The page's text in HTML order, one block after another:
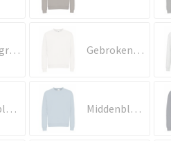
Flessengroen Gebroken wit
Kobaltblauw Middenblauw